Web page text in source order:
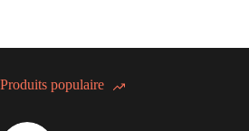
Produits populaire